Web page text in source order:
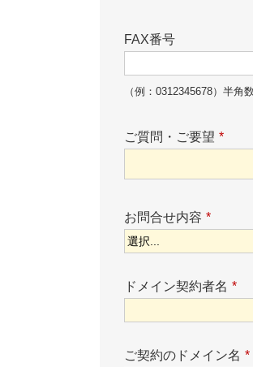
FAX番号
（例：0312345678）半角
*
ご質問・ご要望
*
お問合せ内容
*
ドメイン契約者名
*
ご契約のドメイン名